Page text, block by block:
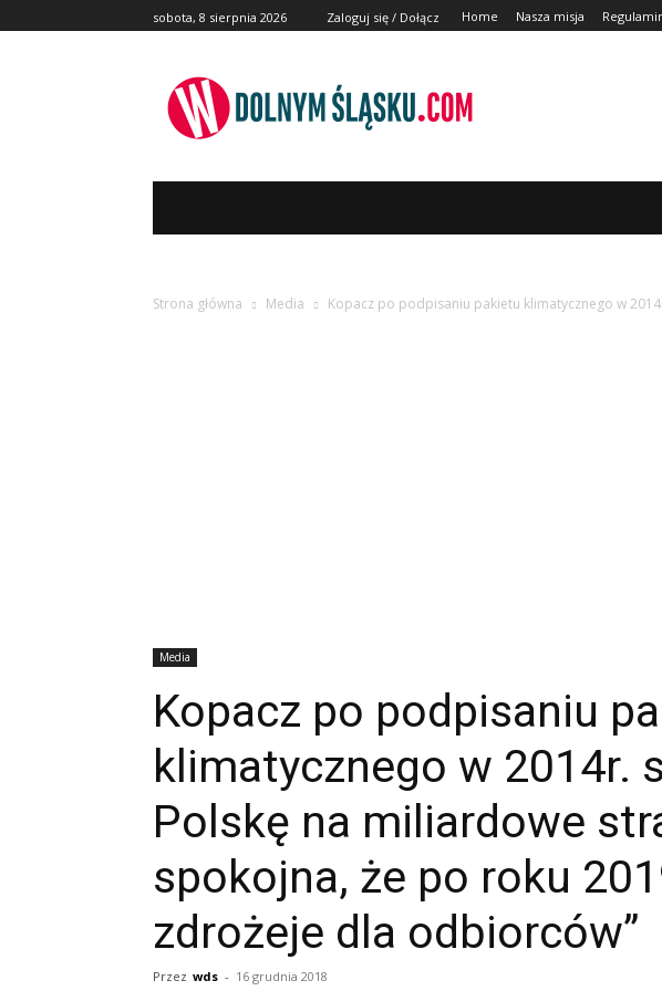
sobota, 8 sierpnia 2026 Zaloguj się / Dołącz Home Nasza misja
Strona główna Media Kopacz po podpisaniu pakietu klimatycznego w
Media
Kopacz po podpisaniu
klimatycznego w 2014r.
Polskę na miliardowe
spokojna, że po roku
zdrożeje dla odbiorców”
Przez wds - 16 grudnia 2018